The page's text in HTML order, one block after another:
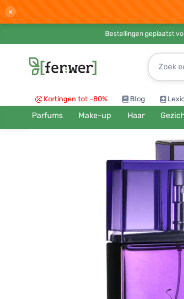
×
Bestellingen geplaatst
Kortingen tot -80% Blog
Parfums Make-up Haar